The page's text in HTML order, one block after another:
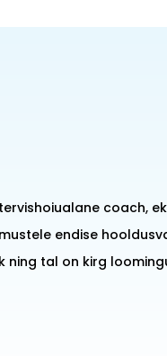
coach,
endise
tal on kirg